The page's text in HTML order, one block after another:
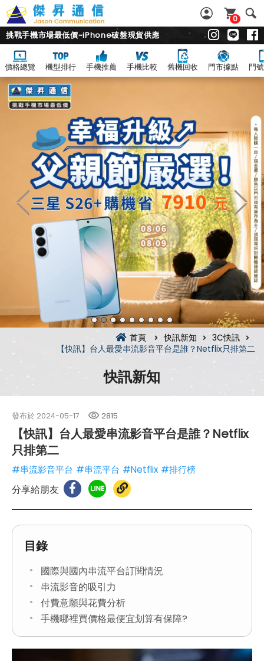
0
挑戰手機市場最低價~iPhone破盤現貨供應
價格總覽 機型排行 手機推薦 手機比較 舊機回收 門市據點 門
首頁 快訊新知
3C快訊
【快訊】台人最愛串流影音平台是誰？Netflix只排第二
快訊新知
發布於 2024-05-17 2815
【快訊】台人最愛串流影音平台是誰？Netflix
只排第二
#串流影音平台 #串流平台 #Netflix #排行榜
分享給朋友
目錄
國際與國內串流平台訂閱情況
串流影音的吸引力
付費意願與花費分析
手機哪裡買價格最便宜划算有保障?